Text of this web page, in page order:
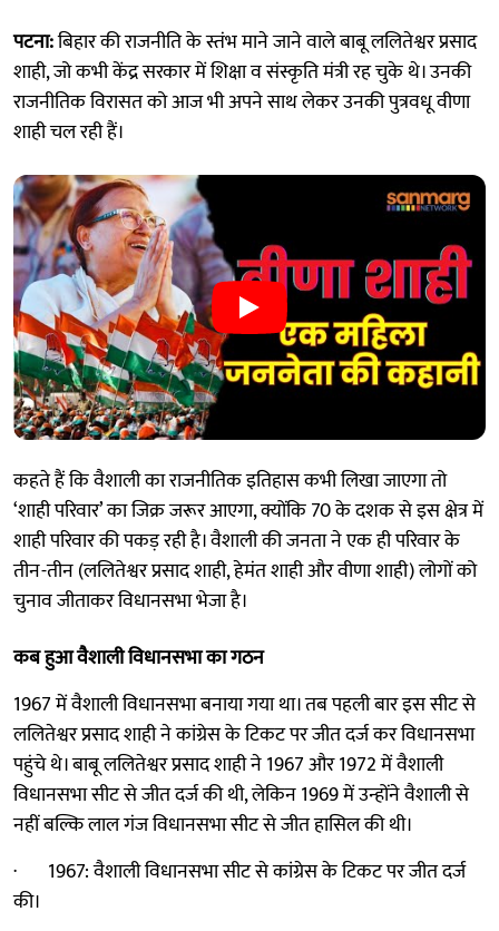
पटना:बिहार की राजनीति के स्तंभ माने जाने वाले बाबू ललितेश्वर प्रसाद
शाही, जो कभी केंद्र सरकार में शिक्षा व संस्कृति मंत्री रह चुके थे। उनकी
राजनीतिक विरासत को आज भी अपने साथ लेकर उनकी पुत्रवधू वीणा
शाही चल रही हैं।
कहते हैं कि वैशाली का राजनीतिक इतिहास कभी लिखा जाएगा तो
‘शाही परिवार’ का जिक्र जरूर आएगा, क्योंकि 70 के दशक से इस क्षेत्र में
शाही परिवार की पकड़ रही है। वैशाली की जनता ने एक ही परिवार के
तीन-तीन (ललितेश्वर प्रसाद शाही, हेमंत शाही और वीणा शाही) लोगों को
चुनाव जीताकर विधानसभा भेजा है।
कब हुआ वैशाली विधानसभा का गठन
1967 में वैशाली विधानसभा बनाया गया था। तब पहली बार इस सीट से
ललितेश्वर प्रसाद शाही ने कांग्रेस के टिकट पर जीत दर्ज कर विधानसभा
पहुंचे थे। बाबू ललितेश्वर प्रसाद शाही ने 1967 और 1972 में वैशाली
विधानसभा सीट से जीत दर्ज की थी, लेकिन 1969 में उन्होंने वैशाली से
नहीं बल्कि लाल गंज विधानसभा सीट से जीत हासिल की थी।
· 1967: वैशाली विधानसभा सीट से कांग्रेस के टिकट पर जीत दर्ज
की।